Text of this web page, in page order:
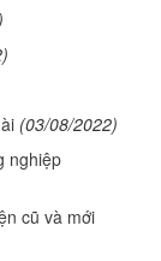
(03/08/2022)
nghiệp
cũ và mới